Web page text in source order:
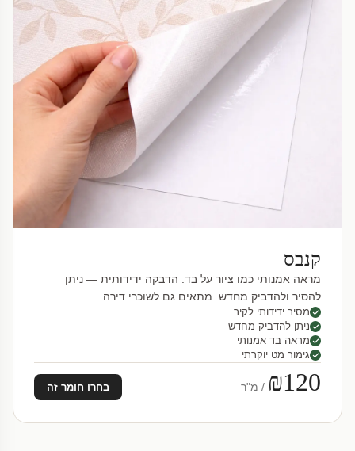
קנבס
מראה אמנותי כמו ציור על בד. הדבקה ידידותית — ניתן
להסיר ולהדביק מחדש. מתאים גם לשוכרי דירה.
מסיר ידידותי לקיר
ניתן להדביק מחדש
מראה בד אמנותי
גימור מט יוקרתי
₪120 / מ"ר בחרו חומר זה